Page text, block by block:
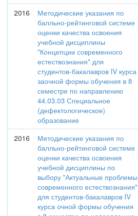
2016
Методические указания по
балльно-рейтинговой системе
оценки качества освоения
учебной дисциплины
"Концепции современного
естествознания" для
студентов-бакалавров IV курса
заочной формы обучения в 8
семестре по направлению
44.03.03 Специальное
(дефектологическое)
образование
2016
Методические указания по
балльно-рейтинговой системе
оценки качества освоения
учебной дисциплины по
выбору "Актуальные проблемы
современного естествознания"
для студентов-бакалавров IV
курса очной формы обучения